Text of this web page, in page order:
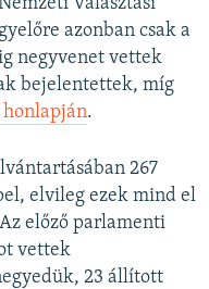
azonban csak a
negyvenet vettek
bejelentettek, míg
honlapján.
267
elvileg ezek mind el
előző parlamenti
vettek
23 állított